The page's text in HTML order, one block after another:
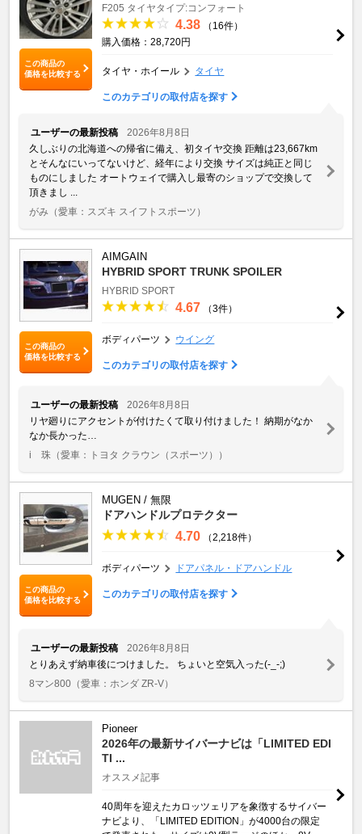
この商品の
価格を比較する
F205 タイヤタイプ:コンフォート
4.38
（16件）
購入価格：28,720円
タイヤ・ホイール タイヤ
このカテゴリの取付店を探す
ユーザーの最新投稿
2026年8月8日
久しぶりの北海道への帰省に備え、初タイヤ交換 距離は23,667km
とそんなにいってないけど、経年により交換 サイズは純正と同じ
ものにしました オートウェイで購入し最寄のショップで交換して
頂きまし ...
がみ （愛車：スズキ スイフトスポーツ）
この商品の
価格を比較する
AIMGAIN
HYBRID SPORT TRUNK SPOILER
HYBRID SPORT
4.67 （3件）
ボディパーツ ウイング
このカテゴリの取付店を探す
ユーザーの最新投稿
2026年8月8日
リヤ廻りにアクセントが付けたくて取り付けました！ 納期がなか
なか長かった…
i 珠 （愛車：トヨタ クラウン（スポーツ））
この商品の
価格を比較する
MUGEN / 無限
ドアハンドルプロテクター
4.70 （2,218件）
ボディパーツ ドアパネル・ドアハンドル
このカテゴリの取付店を探す
ユーザーの最新投稿
2026年8月8日
とりあえず納車後につけました。 ちょいと空気入った(-_-;)
8マン800 （愛車：ホンダ ZR-V）
Pioneer
2026年の最新サイバーナビは「LIMITED EDI
TI ...
オススメ記事
40周年を迎えたカロッツェリアを象徴するサイバー
ナビより、「LIMITED EDITION」が4000台の限定